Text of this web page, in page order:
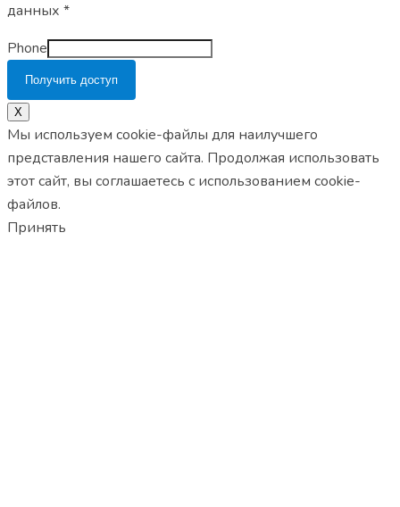
данных *
Phone
Получить доступ
X
Мы используем cookie-файлы для наилучшего
представления нашего сайта. Продолжая использовать
этот сайт, вы соглашаетесь с использованием cookie-
файлов.
Принять